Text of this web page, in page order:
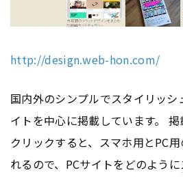
http://design.web-hon.com/
国内外のシンプルでスタイリッ
イトを中心に掲載しています。
クリックすると、スマホ用とPC用
れるので、PCサイトをどのように